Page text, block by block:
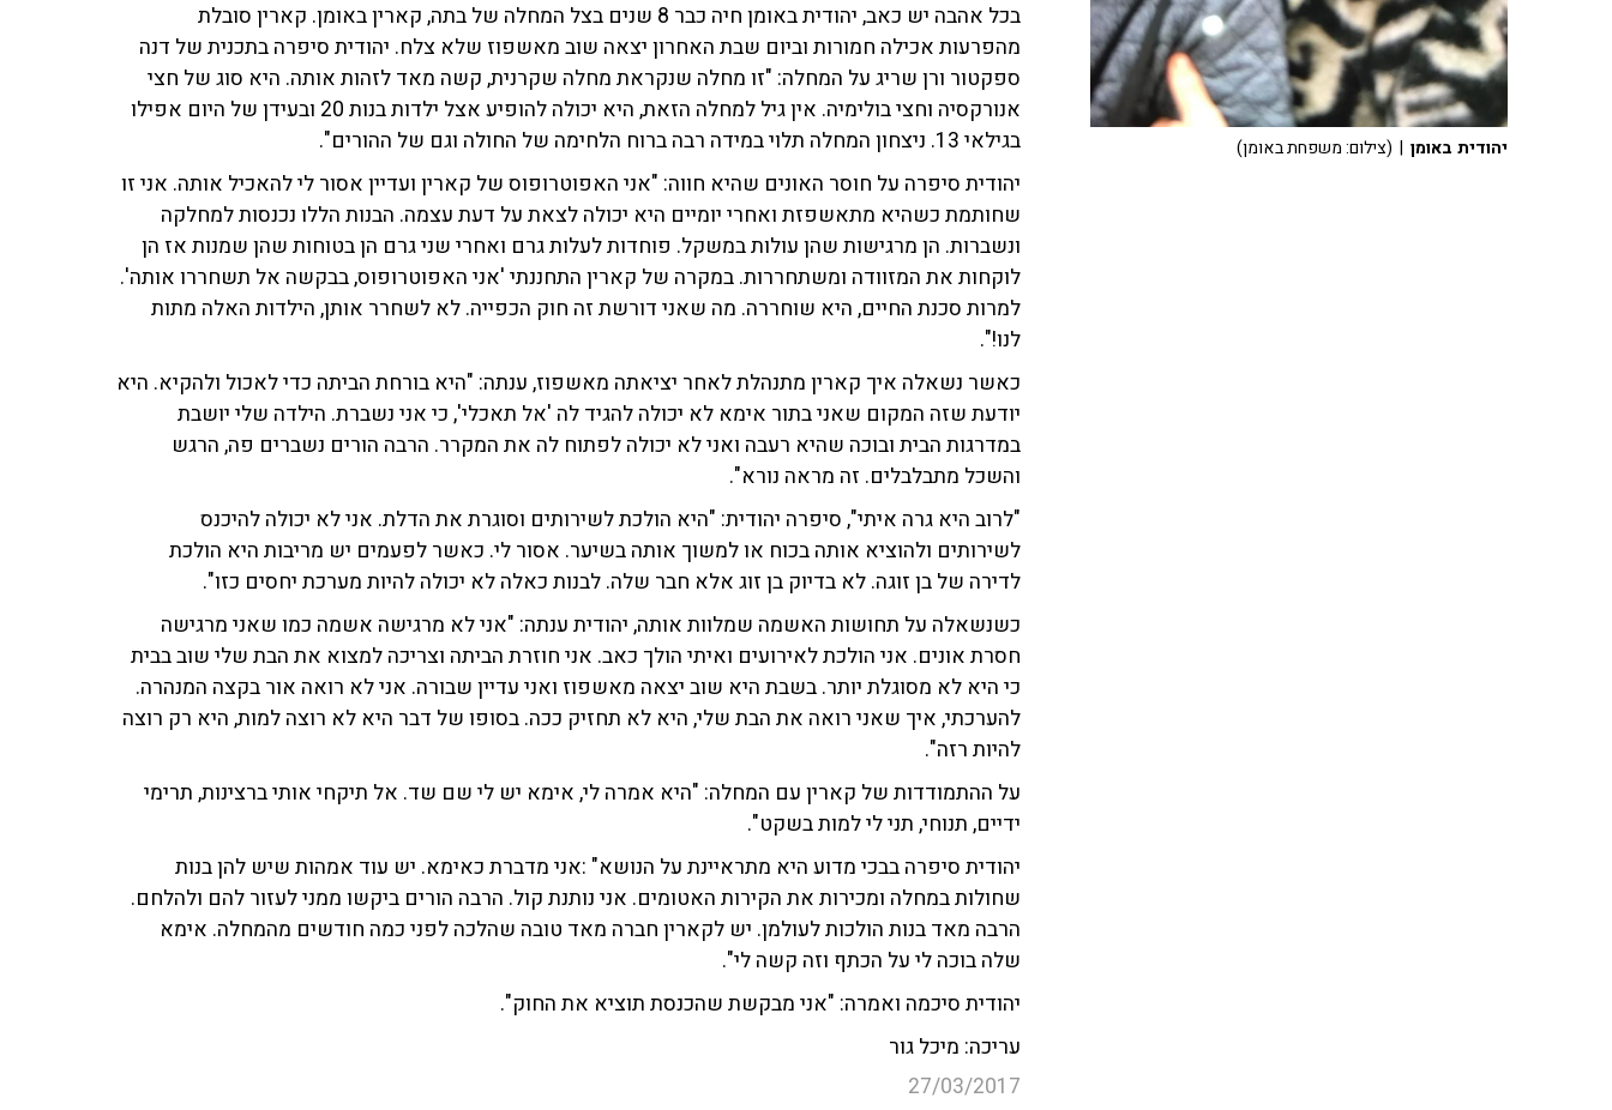
בכל אהבה יש כאב, יהודית באומן חיה כבר 8 שנים בצל המחלה של בתה, קארין באומן. קארין סובלת
מהפרעות אכילה חמורות וביום שבת האחרון יצאה שוב מאשפוז שלא צלח. יהודית סיפרה בתכנית של דנה
ספקטור ורן שריג על המחלה: "זו מחלה שנקראת מחלה שקרנית, קשה מאד לזהות אותה. היא סוג של חצי
אנורקסיה וחצי בולימיה. אין גיל למחלה הזאת, היא יכולה להופיע אצל ילדות בנות 20 ובעידן של היום אפילו
בגילאי 13. ניצחון המחלה תלוי במידה רבה ברוח הלחימה של החולה וגם של ההורים".
יהודית סיפרה על חוסר האונים שהיא חווה: "אני האפוטרופוס של קארין ועדיין אסור לי להאכיל אותה. אני זו
שחותמת כשהיא מתאשפזת ואחרי יומיים היא יכולה לצאת על דעת עצמה. הבנות הללו נכנסות למחלקה
ונשברות. הן מרגישות שהן עולות במשקל. פוחדות לעלות גרם ואחרי שני גרם הן בטוחות שהן שמנות אז הן
לוקחות את המזוודה ומשתחררות. במקרה של קארין התחננתי 'אני האפוטרופוס, בבקשה אל תשחררו אותה'.
למרות סכנת החיים, היא שוחררה. מה שאני דורשת זה חוק הכפייה. לא לשחרר אותן, הילדות האלה מתות
לנו!".
כאשר נשאלה איך קארין מתנהלת לאחר יציאתה מאשפוז, ענתה: "היא בורחת הביתה כדי לאכול ולהקיא. היא
יודעת שזה המקום שאני בתור אימא לא יכולה להגיד לה 'אל תאכלי', כי אני נשברת. הילדה שלי יושבת
במדרגות הבית ובוכה שהיא רעבה ואני לא יכולה לפתוח לה את המקרר. הרבה הורים נשברים פה, הרגש
והשכל מתבלבלים. זה מראה נורא".
"לרוב היא גרה איתי", סיפרה יהודית: "היא הולכת לשירותים וסוגרת את הדלת. אני לא יכולה להיכנס
לשירותים ולהוציא אותה בכוח או למשוך אותה בשיער. אסור לי. כאשר לפעמים יש מריבות היא הולכת
לדירה של בן זוגה. לא בדיוק בן זוג אלא חבר שלה. לבנות כאלה לא יכולה להיות מערכת יחסים כזו".
כשנשאלה על תחושות האשמה שמלוות אותה, יהודית ענתה: "אני לא מרגישה אשמה כמו שאני מרגישה
חסרת אונים. אני הולכת לאירועים ואיתי הולך כאב. אני חוזרת הביתה וצריכה למצוא את הבת שלי שוב בבית
כי היא לא מסוגלת יותר. בשבת היא שוב יצאה מאשפוז ואני עדיין שבורה. אני לא רואה אור בקצה המנהרה.
להערכתי, איך שאני רואה את הבת שלי, היא לא תחזיק ככה. בסופו של דבר היא לא רוצה למות, היא רק רוצה
להיות רזה".
על ההתמודדות של קארין עם המחלה: "היא אמרה לי, אימא יש לי שם שד. אל תיקחי אותי ברצינות, תרימי
ידיים, תנוחי, תני לי למות בשקט".
יהודית סיפרה בבכי מדוע היא מתראיינת על הנושא" :אני מדברת כאימא. יש עוד אמהות שיש להן בנות
שחולות במחלה ומכירות את הקירות האטומים. אני נותנת קול. הרבה הורים ביקשו ממני לעזור להם ולהלחם.
הרבה מאד בנות הולכות לעולמן. יש לקארין חברה מאד טובה שהלכה לפני כמה חודשים מהמחלה. אימא
שלה בוכה לי על הכתף וזה קשה לי".
יהודית סיכמה ואמרה: "אני מבקשת שהכנסת תוציא את החוק".
עריכה: מיכל גור
27/03/2017
יהודית באומן | (צילום: משפחת באומן)